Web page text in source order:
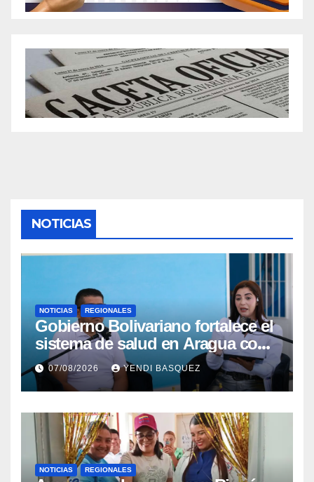
NOTICIAS
NOTICIAS REGIONALES
Gobierno Bolivariano fortalece el
sistema de salud en Aragua con
la reinauguración del CDI La
Mora
07/08/2026 YENDI BASQUEZ
NOTICIAS REGIONALES